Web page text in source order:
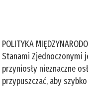
POLITYKA
Stanami Zjednoczonymi
przyniosły nieznaczne
przypuszczać, aby